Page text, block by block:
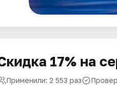
17% на
Применили: 2 553 раз